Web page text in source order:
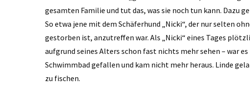
gesamten Familie und tut das, was sie noch tun kann. Dazu
So etwa jene mit dem Schäferhund „Nicki“, der nur selten
gestorben ist, anzutreffen war. Als „Nicki“ eines Tages
aufgrund seines Alters schon fast nichts mehr sehen – war
Schwimmbad gefallen und kam nicht mehr heraus. Linde
zu fischen.